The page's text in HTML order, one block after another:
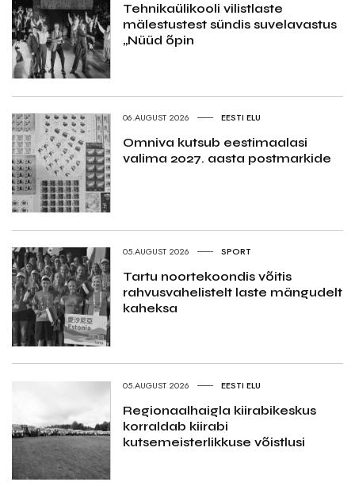
Tehnikaülikooli vilistlaste
mälestustest sündis suvelavastus
„Nüüd õpin
06.AUGUST 2026 EESTI ELU
Omniva kutsub eestimaalasi
valima 2027. aasta postmarkide
05.AUGUST 2026 SPORT
Tartu noortekoondis võitis
rahvusvahelistelt laste mängudelt
kaheksa
05.AUGUST 2026 EESTI ELU
Regionaalhaigla kiirabikeskus
korraldab kiirabi
kutsemeisterlikkuse võistlusi